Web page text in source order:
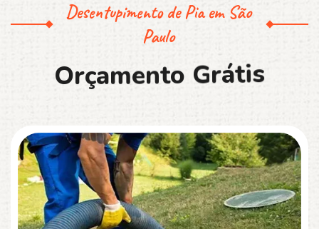
Desentupimento de Pia em São
Paulo
Orçamento Grátis